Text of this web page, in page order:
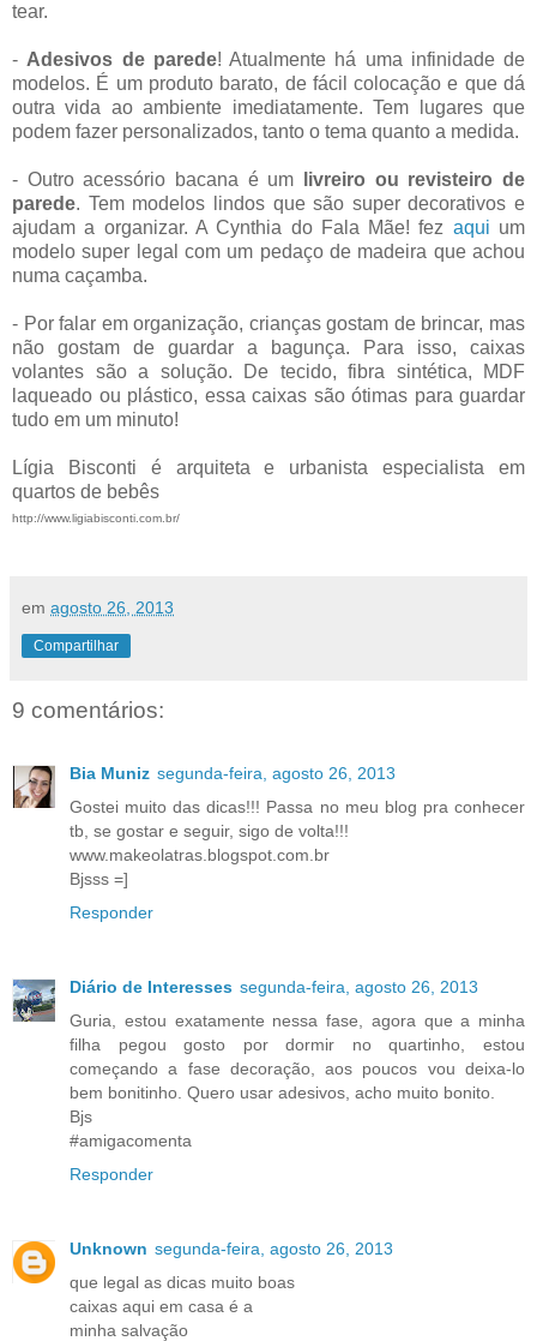
tear.
-Adesivos de parede! Atualmente há uma infinidade de
modelos. É um produto barato, de fácil colocação e que dá
outra vida ao ambiente imediatamente. Tem lugares que
podem fazer personalizados, tanto o tema quanto a medida.
- Outro acessório bacana é um
livreiro ou revisteiro de
parede. Tem modelos lindos que são super decorativos e
ajudam a organizar. A Cynthia do Fala Mãe! fez aqui um
modelo super legal com um pedaço de madeira que achou
numa caçamba.
- Por falar em organização, crianças gostam de brincar, mas
não gostam de guardar a bagunça. Para isso, caixas
volantes são a solução. De tecido, fibra sintética, MDF
laqueado ou plástico, essa caixas são ótimas para guardar
tudo em um minuto!
Lígia Bisconti é arquiteta e urbanista especialista em
quartos de bebês
http://www.ligiabisconti.com.br/
em agosto 26, 2013
Compartilhar
9 comentários:
Bia Muniz segunda-feira, agosto 26, 2013
Gostei muito das dicas!!! Passa no meu blog pra conhecer
tb, se gostar e seguir, sigo de volta!!!
www.makeolatras.blogspot.com.br
Bjsss =]
Responder
Diário de Interesses segunda-feira, agosto 26, 2013
Guria, estou exatamente nessa fase, agora que a minha
filha pegou gosto por dormir no quartinho, estou
começando a fase decoração, aos poucos vou deixa-lo
bem bonitinho. Quero usar adesivos, acho muito bonito.
Bjs
#amigacomenta
Responder
Unknown segunda-feira, agosto 26, 2013
que legal as dicas muito boas
caixas aqui em casa é a
minha salvação